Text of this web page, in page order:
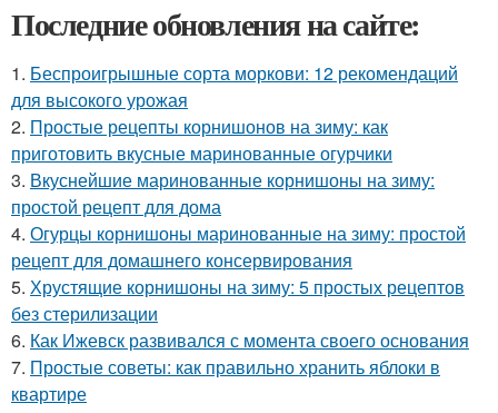
Последние обновления на сайте:
1. Беспроигрышные сорта моркови: 12 рекомендаций
для высокого урожая
2. Простые рецепты корнишонов на зиму: как
приготовить вкусные маринованные огурчики
3. Вкуснейшие маринованные корнишоны на зиму:
простой рецепт для дома
4. Огурцы корнишоны маринованные на зиму: простой
рецепт для домашнего консервирования
5. Хрустящие корнишоны на зиму: 5 простых рецептов
без стерилизации
6. Как Ижевск развивался с момента своего основания
7. Простые советы: как правильно хранить яблоки в
квартире